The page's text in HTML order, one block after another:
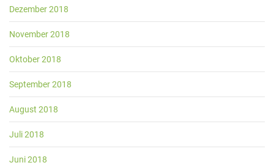
Dezember 2018
November 2018
Oktober 2018
September 2018
August 2018
Juli 2018
Juni 2018